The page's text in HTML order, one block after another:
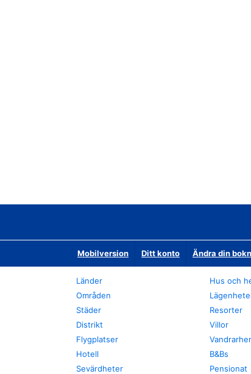
Mobilversion Ditt konto Ändra din
Länder
Områden
Städer
Distrikt
Flygplatser
Hotell
Sevärdheter
Hus och
Resorter
Villor
B&Bs
Pensionat